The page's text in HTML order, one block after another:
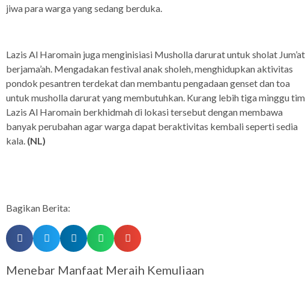
jiwa para warga yang sedang berduka.
Lazis Al Haromain juga menginisiasi Musholla darurat untuk sholat Jum’at
berjama’ah. Mengadakan festival anak sholeh, menghidupkan aktivitas
pondok pesantren terdekat dan membantu pengadaan genset dan toa
untuk musholla darurat yang membutuhkan. Kurang lebih tiga minggu tim
Lazis Al Haromain berkhidmah di lokasi tersebut dengan membawa
banyak perubahan agar warga dapat beraktivitas kembali seperti sedia
kala. (NL)
Bagikan Berita:
Menebar Manfaat Meraih Kemuliaan